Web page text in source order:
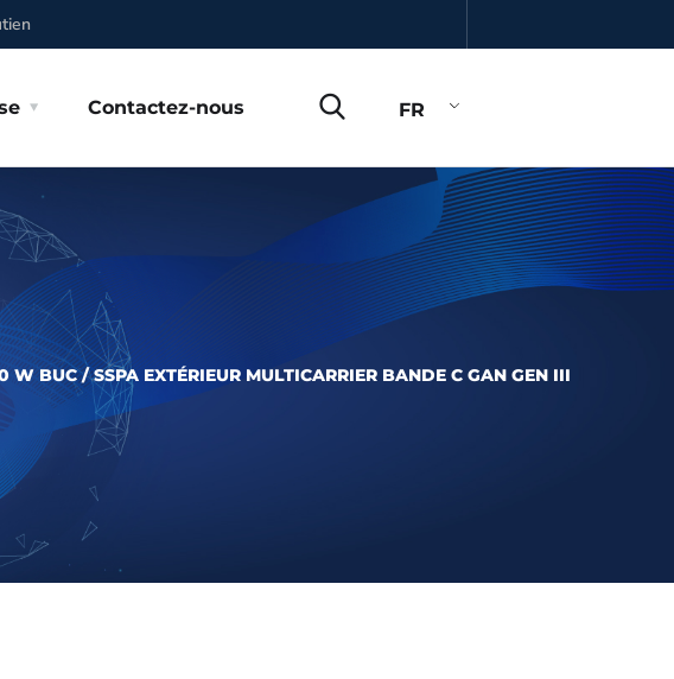
Contactez-nous FR
W BUC / SSPA EXTÉRIEUR MULTICARRIER BANDE C GAN GEN III